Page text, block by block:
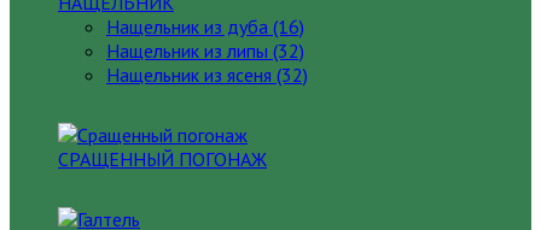
Нащельник из дуба (16)
Нащельник из липы (32)
Нащельник из ясеня (32)
СРАЩЕННЫЙ ПОГОНАЖ